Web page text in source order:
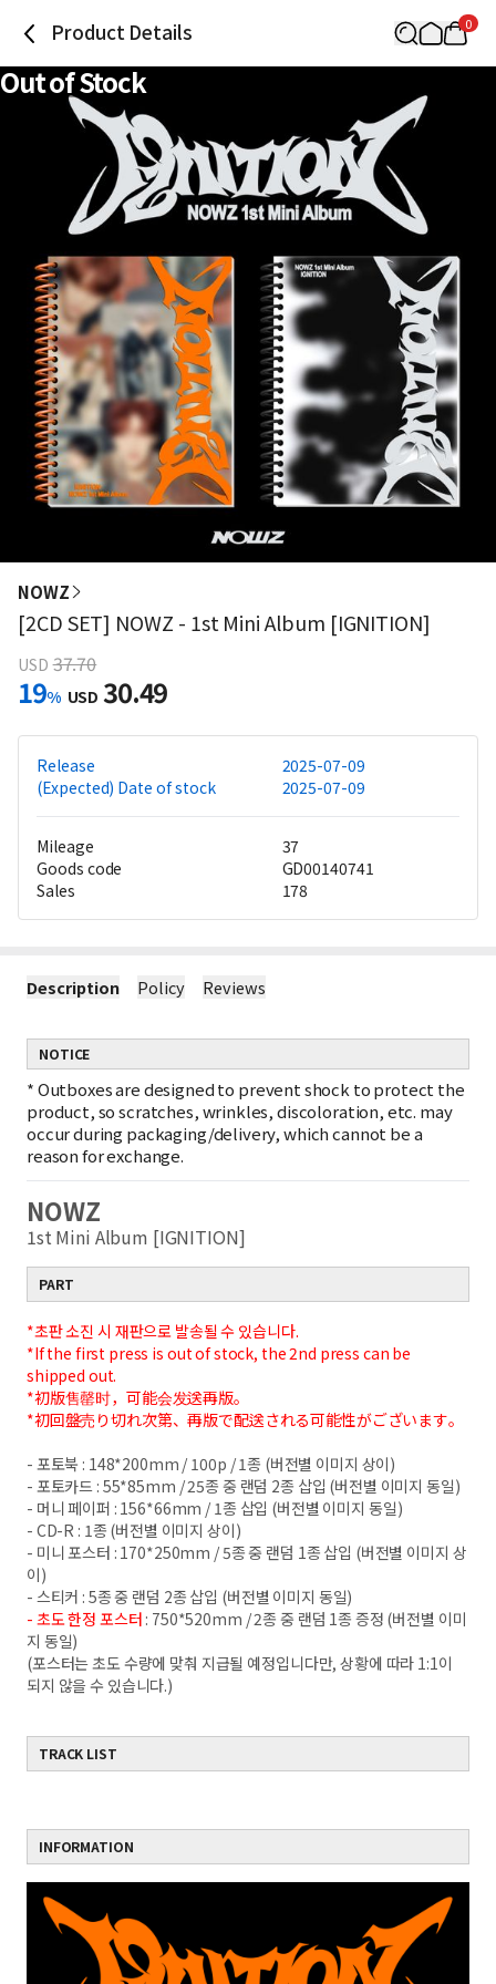
Product Details 0
Out of Stock
NOWZ
[2CD SET] NOWZ - 1st Mini Album [IGNITION]
USD 37.70
19% USD 30.49
Release
2025-07-09
(Expected) Date of stock
2025-07-09
Mileage
37
Goods code
GD00140741
Sales
178
Description Policy Reviews
NOTICE
*Outboxes are designed to prevent shock to protect the
product, so scratches, wrinkles, discoloration, etc. may
occur during packaging/delivery, which cannot be a
reason for exchange.
NOWZ
1st Mini Album [IGNITION]
PART
*초판 소진 시 재판으로 발송될 수 있습니다.
*If the first press is out of stock, the 2nd press can be
shipped out.
*初版售罄时，可能会发送再版。
*初回盤売り切れ次第、再版で配送される可能性がございます。
- 포토북 : 148*200mm / 100p / 1종 (버전별 이미지 상이)
- 포토카드 : 55*85mm / 25종 중 랜덤 2종 삽입 (버전별 이미지 동일)
- 머니 페이퍼 : 156*66mm / 1종 삽입 (버전별 이미지 동일)
- CD-R : 1종 (버전별 이미지 상이)
- 미니 포스터 : 170*250mm / 5종 중 랜덤 1종 삽입 (버전별 이미지 상
이)
- 스티커 : 5종 중 랜덤 2종 삽입 (버전별 이미지 동일)
- 초도 한정 포스터 : 750*520mm / 2종 중 랜덤 1종 증정 (버전별 이미
지 동일)
(포스터는 초도 수량에 맞춰 지급될 예정입니다만, 상황에 따라 1:1이
되지 않을 수 있습니다.)
TRACK LIST
INFORMATION